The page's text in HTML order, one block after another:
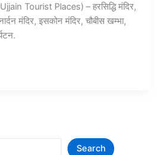
Tourist Places) – हरसिद्धि मंदिर,
मंदिर, इसकोन मंदिर, चौबीस खम्भा,
Search